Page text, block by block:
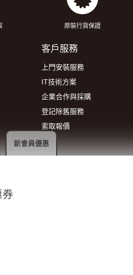
原裝行貨保證
客戶服務
上門安裝服務
IT技術方案
企業合作與採購
登記除舊服務
索取報價
券
新會員優惠